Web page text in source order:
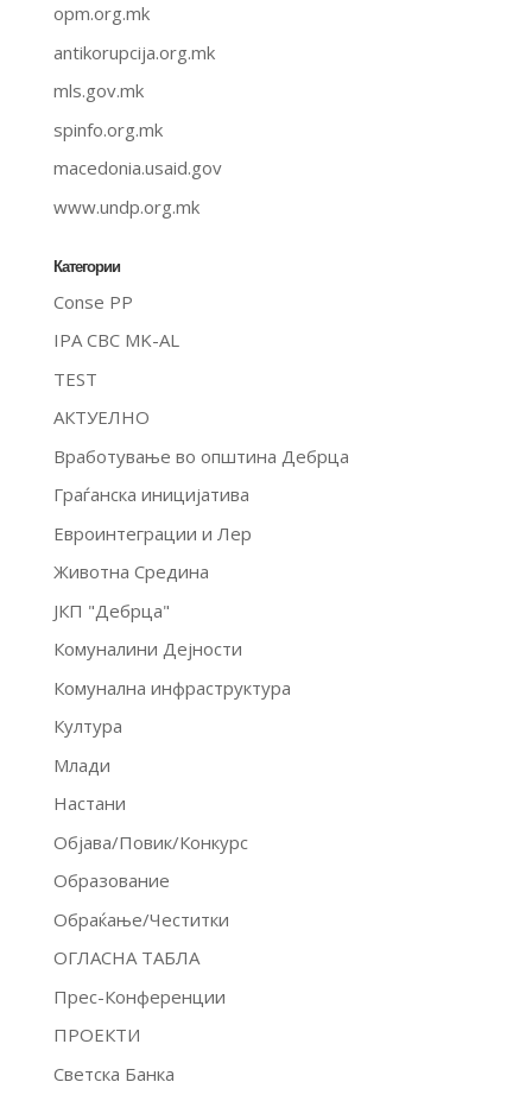
opm.org.mk
antikorupcija.org.mk
mls.gov.mk
spinfo.org.mk
macedonia.usaid.gov
www.undp.org.mk
Категории
Conse PP
IPA CBC MK-AL
TEST
АКТУЕЛНО
Вработување во општина Дебрца
Граѓанска иницијатива
Евроинтеграции и Лер
Животна Средина
ЈКП "Дебрца"
Комуналини Дејности
Комунална инфраструктура
Култура
Млади
Настани
Објава/Повик/Конкурс
Образование
Обраќање/Честитки
ОГЛАСНА ТАБЛА
Прес-Конференции
ПРОЕКТИ
Светска Банка